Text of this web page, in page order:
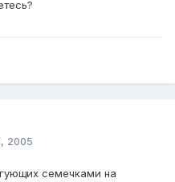
2005
семечками на